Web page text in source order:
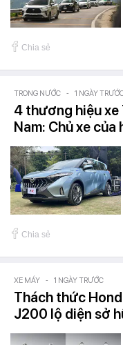
Chia sẻ
TRONG NƯỚC - 1 NGÀY
4 thương hiệu xe
Nam: Chủ xe
Chia sẻ
XE MÁY - 1 NGÀY TRƯỚC
Thách thức
J200 lộ diện sở